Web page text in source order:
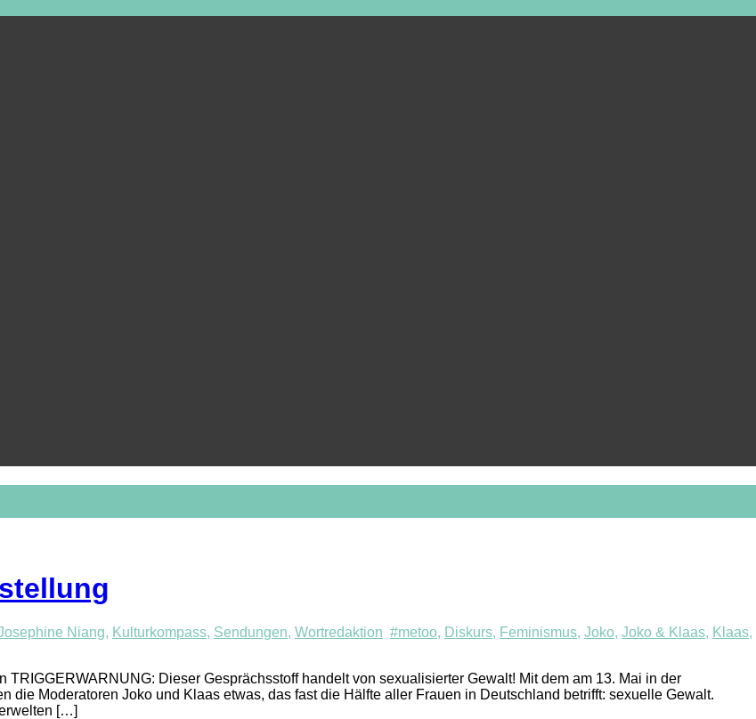
Niang, Kulturkompass, Sendungen, Wortredaktion #metoo, Diskurs, Feminismus, Joko, Joko & Klaas, Klaas,
Dieser Gesprächsstoff handelt von sexualisierter Gewalt! Mit dem am 13. Mai in der
die Moderatoren Joko und Klaas etwas, das fast die Hälfte aller Frauen in Deutschland betrifft: sexuelle Gewalt.
[…]